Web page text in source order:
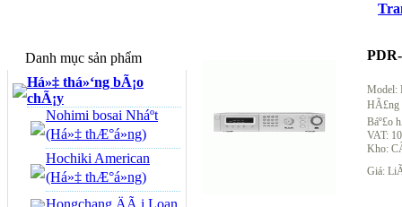
Danh mục sản phẩm
Há»‡ thá»‘ng bÃ¡o
chÃ¡y
Nohimi bosai Nháº­t
(Há»‡ thÆ°á»ng)
Hochiki American
(Há»‡ thÆ°á»ng)
Hongchang ÄÃ i Loan
Model:
HÃ£ng
Báº£o
VAT:
Kho:
Giá: